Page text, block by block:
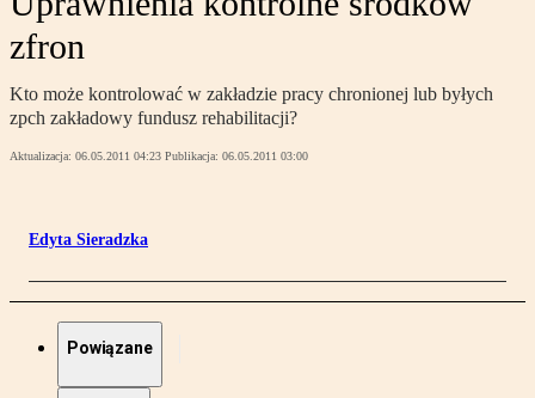
zfron
Kto może kontrolować w zakładzie pracy chronionej lub byłych
zpch zakładowy fundusz rehabilitacji?
Aktualizacja: 06.05.2011 04:23 Publikacja: 06.05.2011 03:00
Edyta Sieradzka
Powiązane